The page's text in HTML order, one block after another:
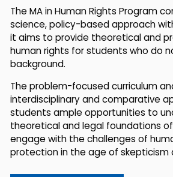
The MA in Human Rights Program
science, policy-based approach
it aims to provide theoretical and
human rights for students who do
background.
The problem-focused curriculum
interdisciplinary and comparative
students ample opportunities to
theoretical and legal foundations
engage with the challenges of
protection in the age of skepticism